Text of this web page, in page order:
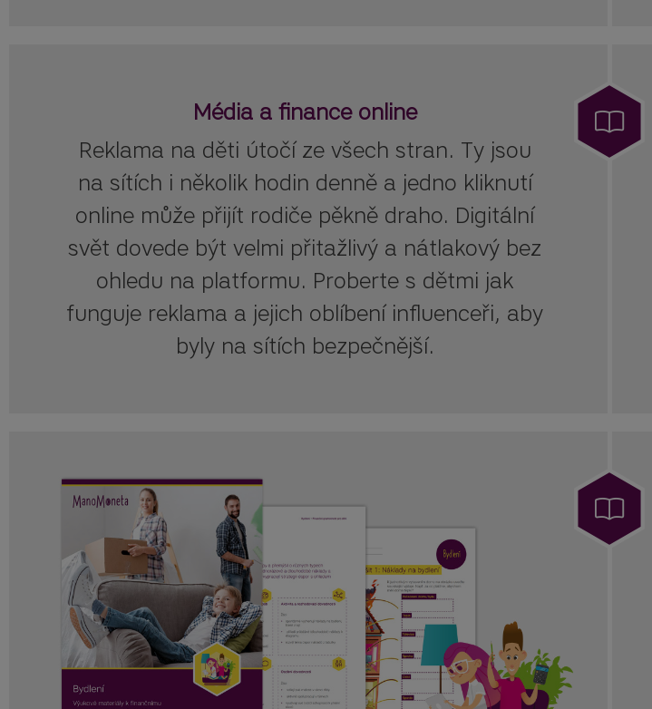
Média a finance online
Reklama na děti útočí ze všech stran. Ty jsou
na sítích i několik hodin denně a jedno kliknutí
online může přijít rodiče pěkně draho. Digitální
svět dovede být velmi přitažlivý a nátlakový bez
ohledu na platformu. Proberte s dětmi jak
funguje reklama a jejich oblíbení influenceři, aby
byly na sítích bezpečnější.